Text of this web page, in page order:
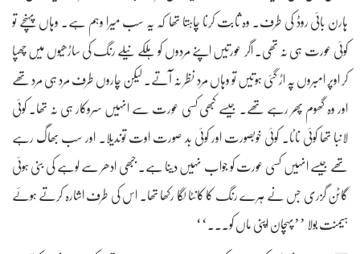
ہارن بائی روڈ کی طرف۔ وہ ثابت کرنا چاہتا تھا کہ یہ سب میرا وہم ہے۔ وہاں پہنچے تو
کوئی عورت ہی نہ تھی۔ اگر عورتیں اپنے مردوں کو ہلکے نیلے رنگ کی ساڑھیوں میں چھپا
کر اوپر امبروں پہ اڑ گئی ہوتیں تو وہاں مرد نظر نہ آتے۔ لیکن چاروں طرف مرد ہی مرد تھے
اور وہ گھوم پھر رہے تھے۔ جیسے کبھی کسی عورت سے انہیں سروکار ہی نہ تھا۔ کوئی
لانبا تھا کوئی ناٹا۔ کوئی خوبصورت اور کوئی بد صورت اوت توندیلا۔ اور سب بھاگ رہے
تھے جیسے انہیں کسی عورت کو جواب نہیں دینا ہے۔ جبھی ادھر سے لوہے کی بنی ہوئی
گاٹن گزری جس نے ہرے رنگ کا کانٹا لگا رکھا تھا۔ اس کی طرف اشارہ کرتے ہوئے
ہیمنت بولا ’’پہچان اپنی ماں کو۔۔۔‘‘